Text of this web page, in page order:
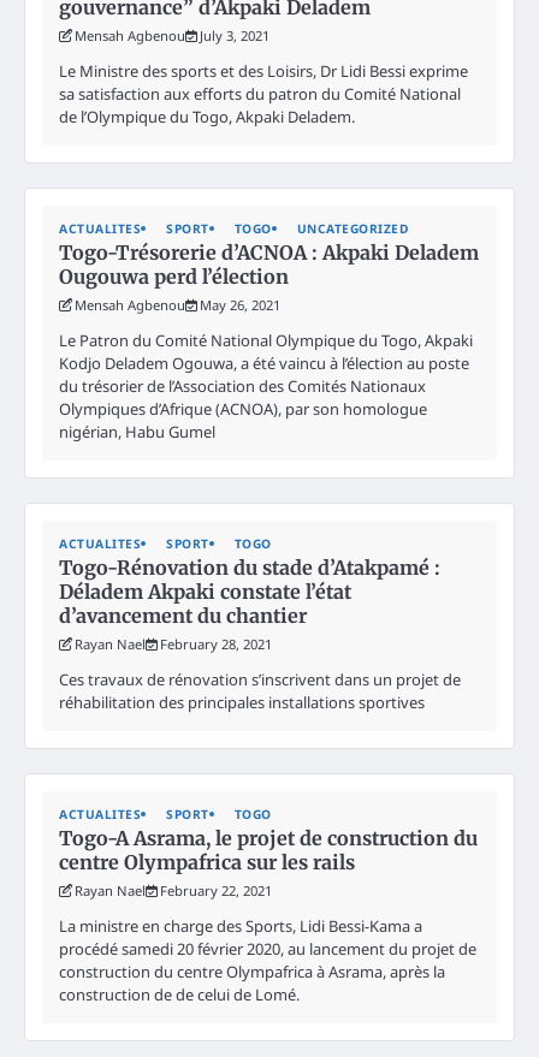
gouvernance” d’Akpaki Deladem
Mensah Agbenou July 3, 2021
Le Ministre des sports et des Loisirs, Dr Lidi Bessi exprime
sa satisfaction aux efforts du patron du Comité National
de l’Olympique du Togo, Akpaki Deladem.
ACTUALITES SPORT TOGO UNCATEGORIZED
Togo-Trésorerie d’ACNOA : Akpaki Deladem
Ougouwa perd l’élection
Mensah Agbenou May 26, 2021
Le Patron du Comité National Olympique du Togo, Akpaki
Kodjo Deladem Ogouwa, a été vaincu à l’élection au poste
du trésorier de l’Association des Comités Nationaux
Olympiques d’Afrique (ACNOA), par son homologue
nigérian, Habu Gumel
ACTUALITES SPORT TOGO
Togo-Rénovation du stade d’Atakpamé :
Déladem Akpaki constate l’état
d’avancement du chantier
Rayan Nael February 28, 2021
Ces travaux de rénovation s’inscrivent dans un projet de
réhabilitation des principales installations sportives
ACTUALITES SPORT TOGO
Togo-A Asrama, le projet de construction du
centre Olympafrica sur les rails
Rayan Nael February 22, 2021
La ministre en charge des Sports, Lidi Bessi-Kama a
procédé samedi 20 février 2020, au lancement du projet de
construction du centre Olympafrica à Asrama, après la
construction de de celui de Lomé.